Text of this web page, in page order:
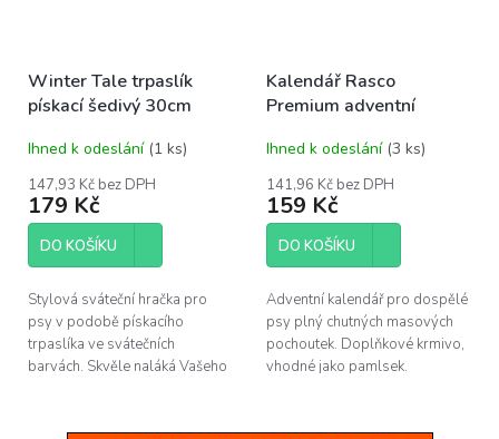
Winter Tale trpaslík
pískací šedivý 30cm
Ihned k odeslání (1 ks)
147,93 Kč bez DPH
179 Kč
DO KOŠÍKU
Stylová sváteční hračka pro
psy v podobě pískacího
trpaslíka ve svátečních
barvách. Skvěle naláká Vašeho
Kalendář Rasco
Premium adventní
Ihned k odeslání (3 ks)
141,96 Kč bez DPH
159 Kč
DO KOŠÍKU
Adventní kalendář pro dospělé
psy plný chutných masových
pochoutek. Doplňkové krmivo,
vhodné jako pamlsek.